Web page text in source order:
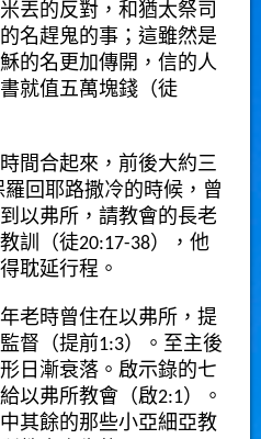
丟的反對，和猶太祭司
名趕鬼的事；這雖然是
的名更加傳開，信的人
就值五萬塊錢（徒
間合起來，前後大約三
回耶路撒冷的時候，曾
以弗所，請教會的長老
訓（徒20:17-38），他
耽延行程。
老時曾住在以弗所，提
督（提前1:3）。至主後
日漸衰落。啟示錄的七
以弗所教會（啟2:1）。
其餘的那些小亞細亞教